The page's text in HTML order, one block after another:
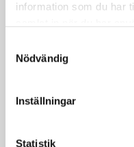
information som du har
Nödvändig
Inställningar
Statistik